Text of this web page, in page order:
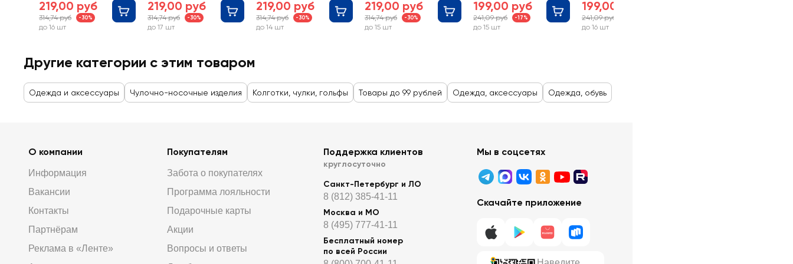
219,00 руб
314,74 руб -30%
до 16 шт
219,00 руб
314,74 руб -30%
до 17 шт
219,00 руб
314,74 руб -30%
до 14 шт
219,00 руб
314,74 руб -30%
до 15 шт
199,00 руб
241,09 руб -17%
до 15 шт
199,00 руб
241,09 руб
до 16 шт
Другие категории с этим товаром
Одежда и аксессуары Чулочно-носочные изделия Колготки, чулки, гольфы Товары до 99 рублей Одежда, аксессуары Одежда, обувь
О компании
Информация
Вакансии
Контакты
Партнёрам
Реклама в «Ленте»
Покупателям
Забота о покупателях
Программа лояльности
Подарочные карты
Акции
Вопросы и ответы
Поддержка клиентов
круглосуточно
Санкт-Петербург и ЛО
8 (812) 385-41-11
Москва и МО
8 (495) 777-41-11
Бесплатный номер
по всей России
Мы в соцсетях
Скачайте приложение